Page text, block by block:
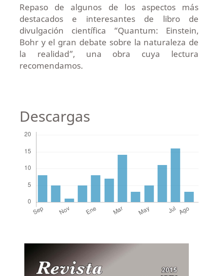
Repaso de algunos de los aspectos más
destacados e interesantes de libro de
divulgación científica “Quantum: Einstein,
Bohr y el gran debate sobre la naturaleza de
la realidad”, una obra cuya lectura
recomendamos.
Descargas